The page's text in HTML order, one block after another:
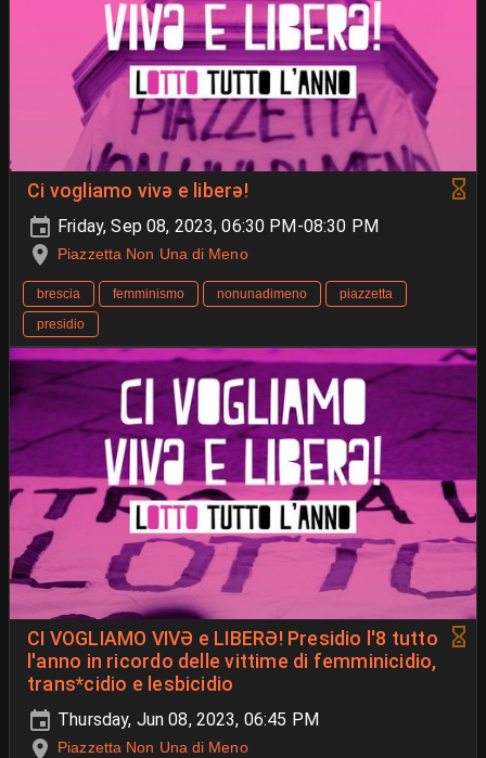
Ci vogliamo vivə e liberə!
Friday, Sep 08, 2023, 06:30 PM-08:30 PM
Piazzetta Non Una di Meno
brescia femminismo nonunadimeno
piazzetta
presidio
CI VOGLIAMO VIVƏ e LIBERƏ! Presidio l'8 tutto
l'anno in ricordo delle vittime di femminicidio,
trans*cidio e lesbicidio
Thursday, Jun 08, 2023, 06:45 PM
Piazzetta Non Una di Meno